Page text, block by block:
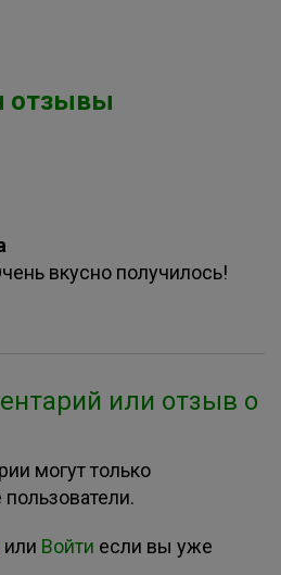
отзывы
вкусно получилось!
или отзыв о
могут только
или Войти если вы уже